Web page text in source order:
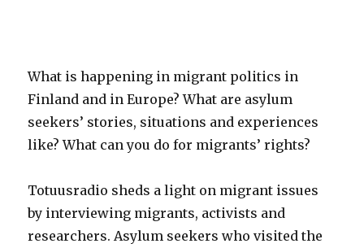
What is happening in migrant politics in
Finland and in Europe? What are asylum
seekers’ stories, situations and experiences
like? What can you do for migrants’ rights?
Totuusradio sheds a light on migrant issues
by interviewing migrants, activists and
researchers. Asylum seekers who visited the